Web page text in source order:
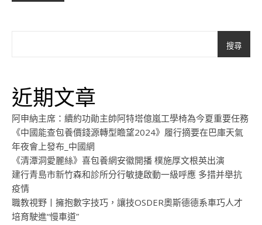
搜尋
近期文章
阿申納主席：續約功勛主帥阿特塔億嵐工學椅為今夏重要任務
《中國能查包養價錢源轉型瞻望2024》履行摘要在巴庫天氣
年夜會上發布_中國網
《清潭洞愛麗絲》喜包養網安徽開播 樸施厚文根英出演
建行青島市新竹森和診所分行敏捷啟動一級呼應 多措并舉抗
疫情
職教視野丨擁抱數字技巧，讓技OSDER奧斯德德系車巧人才
培育駛進“慢車道”